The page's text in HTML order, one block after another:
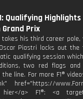
1: Qualifying
Prix
takes his third career
Piastri locks out the
qualifying session
two red flags
line. For more F1®
href="https://
hier</a> F1®: <a